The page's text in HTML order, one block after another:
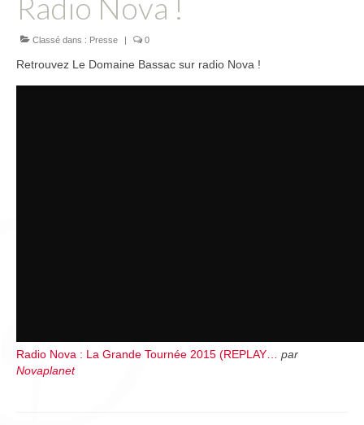
L’équipe
Presse
Classé dans : Presse | 0
Retrouvez Le Domaine Bassac sur radio Nova !
Radio Nova : La Grande Tournée 2015 (REPLAY…
par
Novaplanet